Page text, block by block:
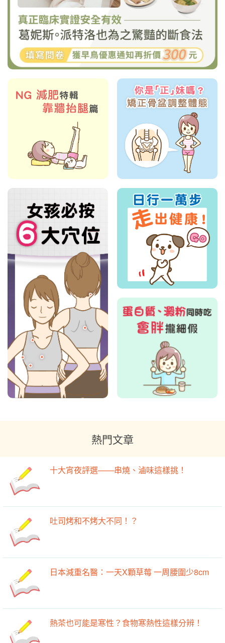
熱門文章
十大宵夜評選——串燒、滷味這樣挑！
吐司烤和不烤大不同！？
日本減重名醫：一天X顆草莓 一周腰圍少8cm
熱茶也可能是寒性？食物寒熱性這樣分辨！